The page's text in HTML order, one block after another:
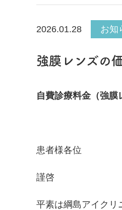
2026.01.28 お知
強膜レンズの
自費診療料金（強膜
患者様各位
謹啓
平素は綱島アイクリ